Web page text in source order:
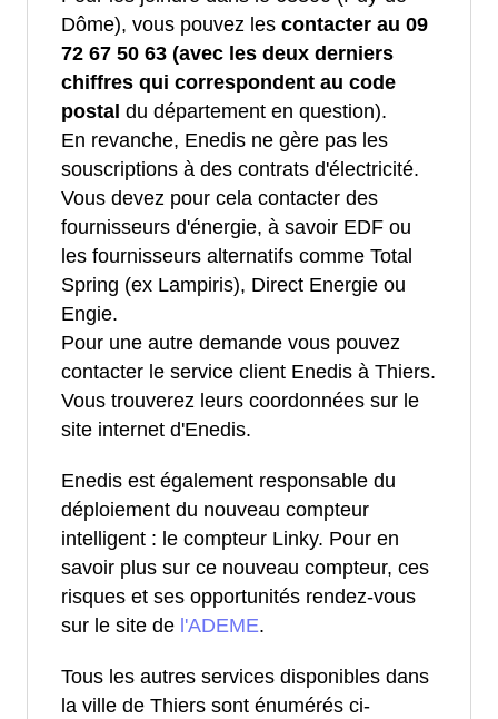
Dôme), vous pouvez les contacter au 09
72 67 50 63 (avec les deux derniers
chiffres qui correspondent au code
postal du département en question).
En revanche, Enedis ne gère pas les
souscriptions à des contrats d'électricité.
Vous devez pour cela contacter des
fournisseurs d'énergie, à savoir EDF ou
les fournisseurs alternatifs comme Total
Spring (ex Lampiris), Direct Energie ou
Engie.
Pour une autre demande vous pouvez
contacter le service client Enedis à Thiers.
Vous trouverez leurs coordonnées sur le
site internet d'Enedis.
Enedis est également responsable du
déploiement du nouveau compteur
intelligent : le compteur Linky. Pour en
savoir plus sur ce nouveau compteur, ces
risques et ses opportunités rendez-vous
sur le site de l'ADEME.
Tous les autres services disponibles dans
la ville de Thiers sont énumérés ci-